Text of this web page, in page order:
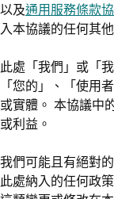
以及通用服務條款
入本協議的任何其
此處「我們」或「
「您的」、「使用
或實體。 本協議中
或利益。
我們可能且有絕對
此處納入的任何政